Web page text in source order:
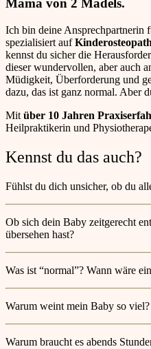
Mama von 2 Mädels.
Ich bin deine Ansprechpartnerin
spezialisiert auf
kennst du sicher die
dieser wundervollen, aber auch
Müdigkeit, Überforderung und
dazu, das ist ganz normal. Aber
Mit über 10 Jahren
Heilpraktikerin und
Kennst du das auch?
Fühlst du dich unsicher, ob du
Ob sich dein Baby zeitgerecht
übersehen hast?
Was ist “normal”? Wann wäre
Warum weint mein Baby so viel?
Warum braucht es abends